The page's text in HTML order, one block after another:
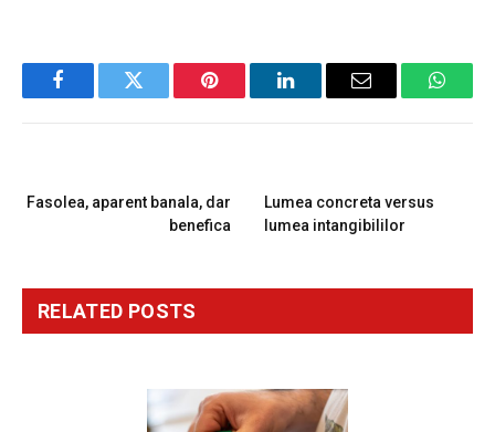
FacebookTwitter Pinterest LinkedInEmail
Fasolea, aparent banala, dar
benefica
Lumea concreta versus
lumea intangibililor
RELATED POSTS